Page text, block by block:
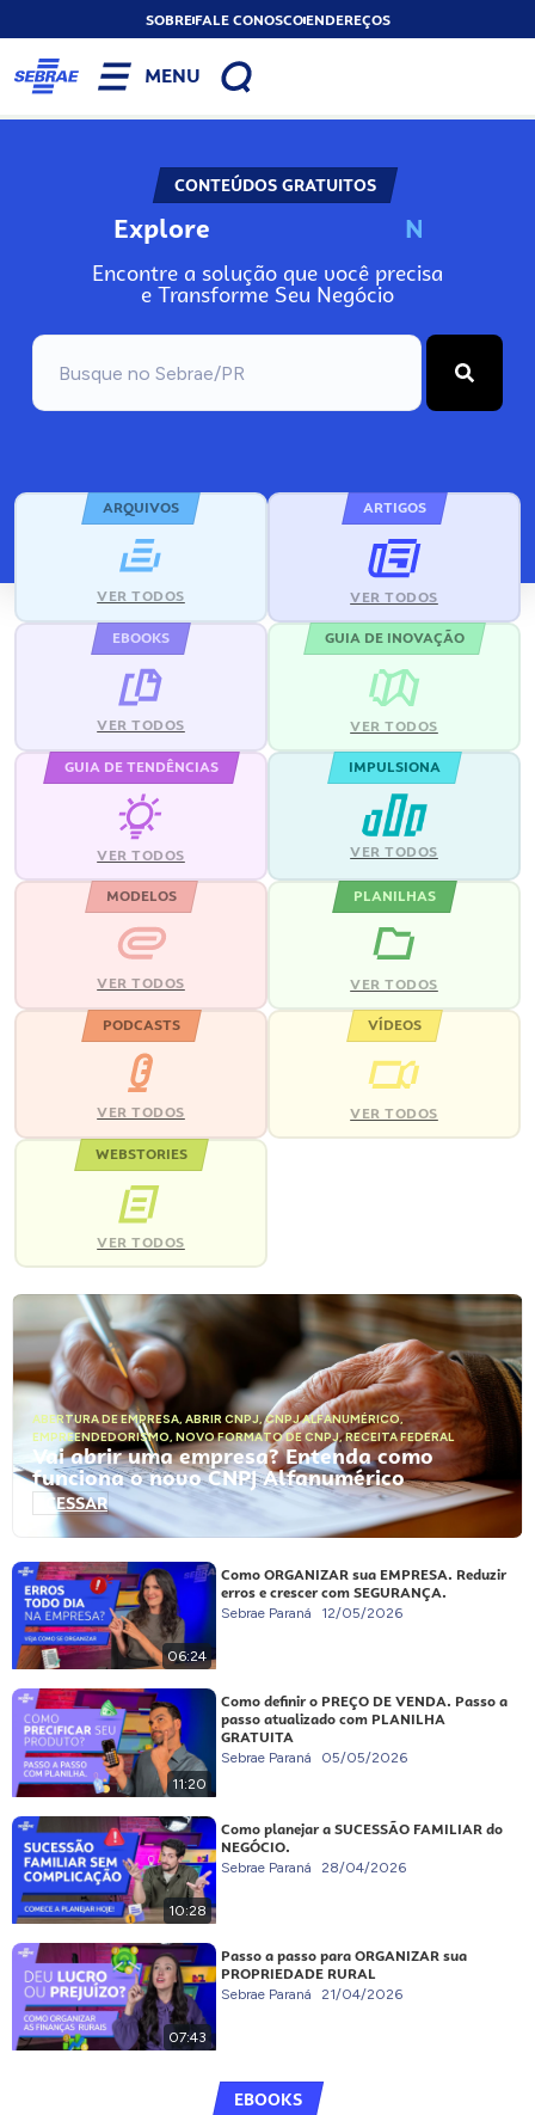
SOBREFALE CONOSCOENDEREÇOS
MENU
CONTEÚDOS GRATUITOS
Explore N
Encontre a solução que você precisa
e Transforme Seu Negócio
ARQUIVOS
VER TODOS
ARTIGOS
VER TODOS
EBOOKS
VER TODOS
GUIA DE INOVAÇÃO
VER TODOS
GUIA DE TENDÊNCIAS
VER TODOS
IMPULSIONA
VER TODOS
MODELOS
VER TODOS
PLANILHAS
VER TODOS
PODCASTS
VER TODOS
VÍDEOS
VER TODOS
WEBSTORIES
VER TODOS
ABERTURA DE EMPRESA, ABRIR CNPJ,CNPJ ALFANUMÉRICO,
EMPREENDEDORISMO, NOVO FORMATO DE CNPJ,RECEITA FEDERAL
Vai abrir uma empresa? Entenda como
funciona o novo CNPJ Alfanumérico
ACESSAR
06:24
Como ORGANIZAR sua EMPRESA. Reduzir
erros e crescer com SEGURANÇA.
Sebrae Paraná 12/05/2026
11:20
Como definir o PREÇO DE VENDA. Passo a
passo atualizado com PLANILHA
GRATUITA
Sebrae Paraná 05/05/2026
10:28
Como planejar a SUCESSÃO FAMILIAR do
NEGÓCIO.
Sebrae Paraná 28/04/2026
07:43
Passo a passo para ORGANIZAR sua
PROPRIEDADE RURAL
Sebrae Paraná 21/04/2026
EBOOKS